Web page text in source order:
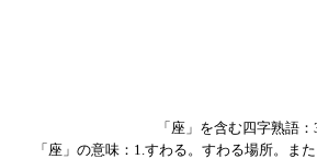
「座」を含む四字熟語：
「座」の意味：1.すわる。すわる場所。ま